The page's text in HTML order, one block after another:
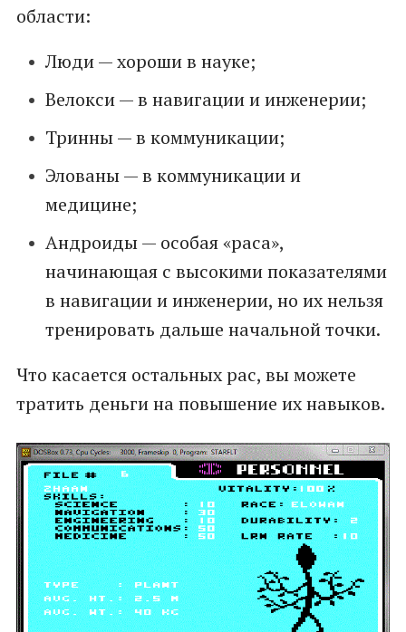
области:
Люди — хороши в науке;
Велокси — в навигации и инженерии;
Тринны — в коммуникации;
Элованы — в коммуникации и
медицине;
Андроиды — особая «раса»,
начинающая с высокими показателями
в навигации и инженерии, но их нельзя
тренировать дальше начальной точки.
Что касается остальных рас, вы можете
тратить деньги на повышение их навыков.